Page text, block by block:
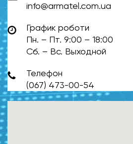
info@armatel.com.ua
График роботи
Пн. – Пт. 9:00 – 18:00
Сб. – Вс. Выходной
Телефон
(067) 473-00-54